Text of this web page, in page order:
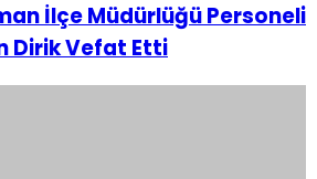
İlçe Müdürlüğü Personeli
Dirik Vefat Etti